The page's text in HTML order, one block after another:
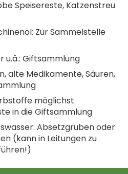
Speisereste, Katzenstreu
Zur Sammelstelle
u.ä.: Giftsammlung
alte Medikamente, Säuren,
möglichst
in die Giftsammlung
Absetzgruben oder
(kann in Leitungen zu